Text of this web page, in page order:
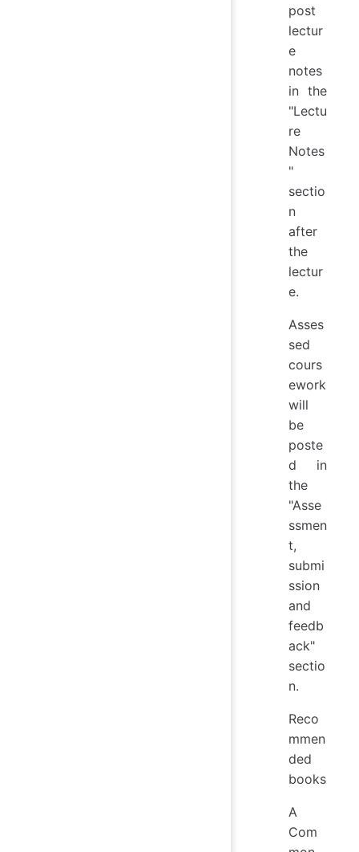
post
lectur
e
notes
in the
"Lectu
re
Notes
"
sectio
n
after
the
lectur
e.
Asses
sed
cours
ework
will
be
poste
d in
the
"Asse
ssmen
t,
submi
ssion
and
feedb
ack"
sectio
n.
Reco
mmen
ded
books
A
Com